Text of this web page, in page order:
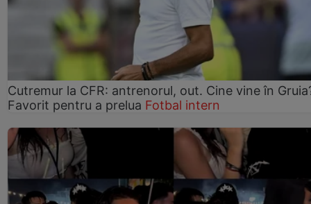
Cutremur la CFR: antrenorul, out. Cine vine în
Favorit pentru a prelua Fotbal intern